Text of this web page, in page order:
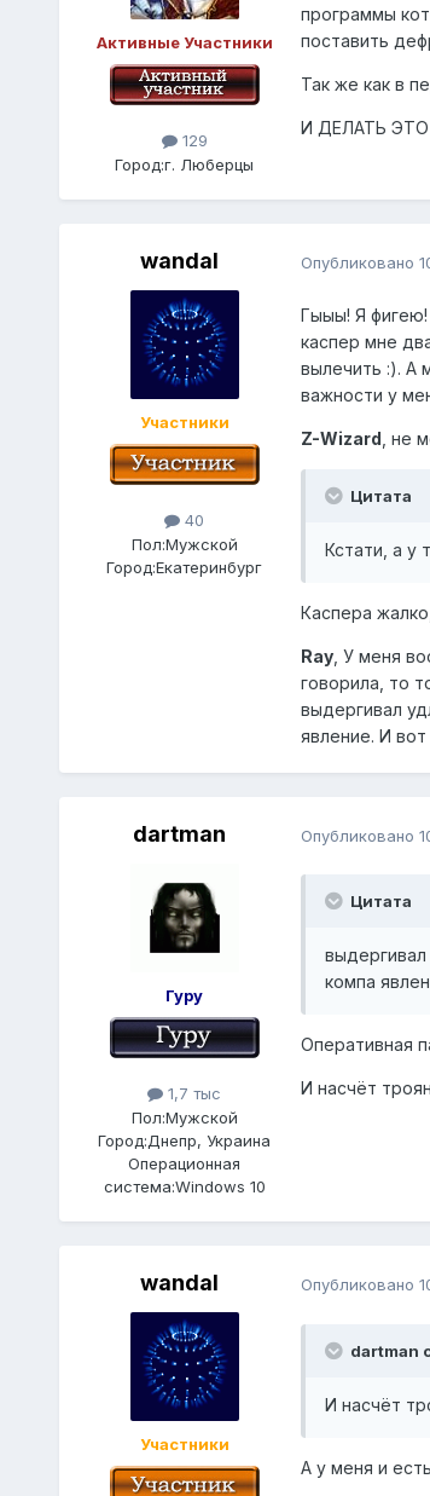
Активные Участники
129
Город:г. Люберцы
программы
поставить
Так же как в
И ДЕЛАТЬ
wandal
Участники
40
Пол:Мужской
Город:Екатеринбург
Опубликовано
Гыыы! Я фигею!
каспер мне
вылечить :). А
важности у
Z-Wizard , не
Цитата
Кстати, а у
Каспера
Ray, У меня
говорила, то
выдергивал
явление. И
dartman
Гуру
1,7 тыс
Пол:Мужской
Город:Днепр, Украина
Операционная
система:Windows 10
Опубликовано
Цитата
компа
Оперативная
И насчёт
wandal
Участники
Опубликовано
dartman
И насчёт
А у меня и